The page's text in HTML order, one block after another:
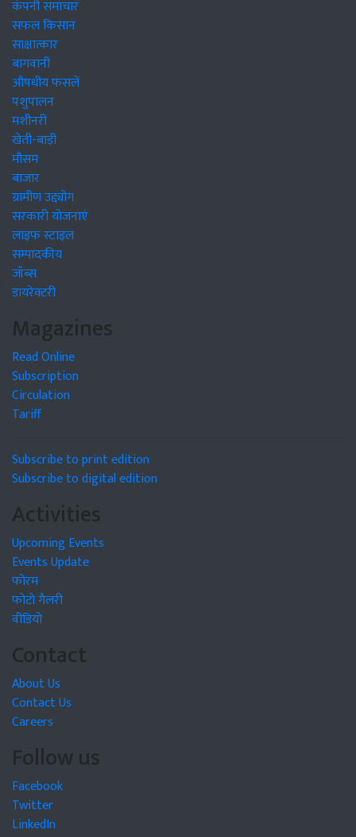
कंपनी समाचार
सफल किसान
साक्षात्कार
बागवानी
औषधीय फसलें
पशुपालन
मशीनरी
खेती-बाड़ी
मौसम
बाजार
ग्रामीण उद्द्योग
सरकारी योजनाएं
लाइफ स्टाइल
सम्पादकीय
जॉब्स
डायरेक्टरी
Magazines
Read Online
Subscription
Circulation
Tariff
Subscribe to print edition
Subscribe to digital edition
Activities
Upcoming Events
Events Update
फोरम
फोटो गैलरी
वीडियो
Contact
About Us
Contact Us
Careers
Follow us
Facebook
Twitter
LinkedIn